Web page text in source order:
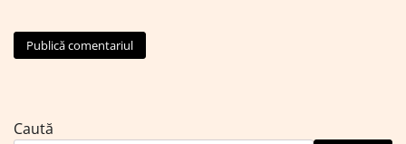
Caută